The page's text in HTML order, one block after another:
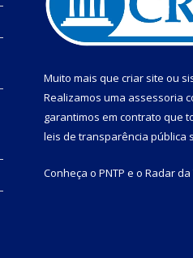
Muito mais que criar site ou
Realizamos uma assessoria
garantimos em contrato que
leis de transparência pública
Conheça o PNTP e o Radar